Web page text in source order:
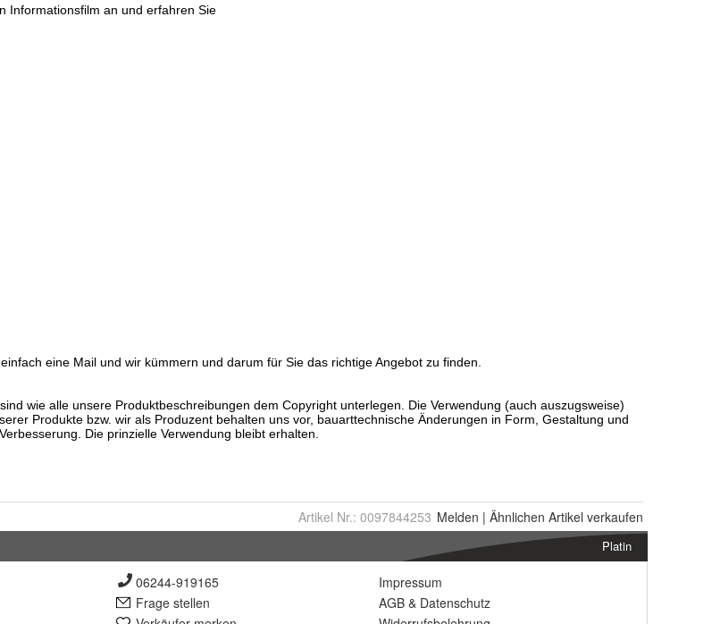
Artikel Nr.: 0097844253 Melden | Ähnlichen Artikel verkaufen
Platin
06244-919165
Frage stellen
Impressum
AGB & Datenschutz